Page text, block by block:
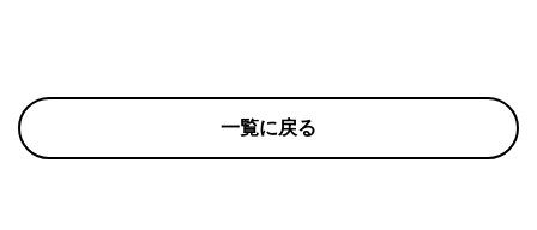
一覧に戻る